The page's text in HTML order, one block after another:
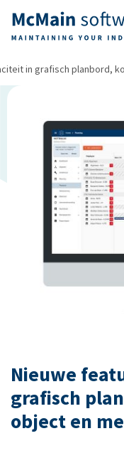
in grafisch planbord,
Nieuwe
grafisch
object en